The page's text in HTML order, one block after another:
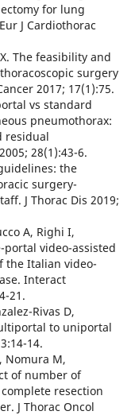
for lung
J Cardiothorac
The feasibility and
surgery
2017; 17(1):75.
vs standard
pneumothorax:
residual
28(1):43-6.
the
surgery-
J Thorac Dis 2019;
A, Righi I,
video-assisted
the Italian video-
Interact
21.
Rivas D,
to uniportal
14.
Nomura M,
of number of
resection
J Thorac Oncol